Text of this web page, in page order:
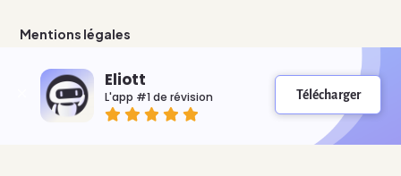
Mentions légales
Nous contacterEliott
L'app #1 de révision Télécharger